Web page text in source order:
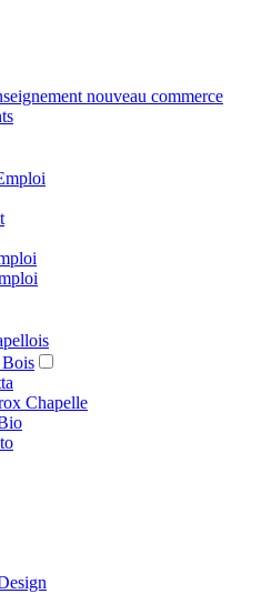
nouveau commerce
Bois
Chapelle